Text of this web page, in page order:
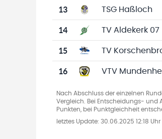
13 TSG Haßloch
14 TV Aldekerk 07
15 TV
16 VTV
Nach Abschluss der einzelnen
Vergleich. Bei Entscheidungs- und
Punkten, bei Punktgleichheit
letztes Update: 30.06.2025 12:18 Uhr